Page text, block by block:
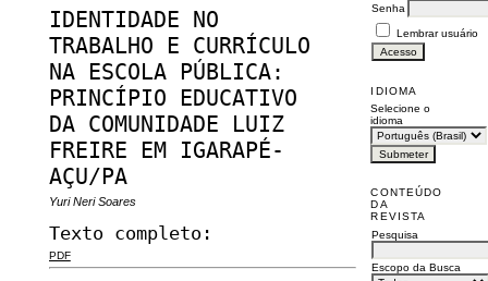
Senha
Lembrar usuário
IDIOMA
Selecione o
idioma
CONTEÚDO
DA
REVISTA
Pesquisa
Escopo da Busca
IDENTIDADE NO
TRABALHO E CURRÍCULO
NA ESCOLA PÚBLICA:
PRINCÍPIO EDUCATIVO
DA COMUNIDADE LUIZ
FREIRE EM IGARAPÉ-
AÇU/PA
Yuri Neri Soares
Texto completo:
PDF